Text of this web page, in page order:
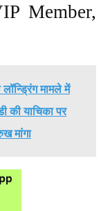
Member,
लॉन्ड्रिंग मामले में
की याचिका पर
मांगा